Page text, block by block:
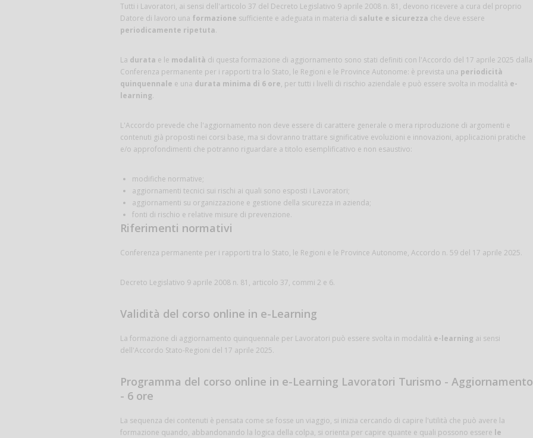
Tutti i Lavoratori, ai sensi dell'articolo 37 del Decreto Legislativo 9 aprile 2008 n. 81, devono ricevere a cura del proprio
Datore di lavoro una formazione sufficiente e adeguata in materia di salute e sicurezza che deve essere
periodicamente ripetuta.
La durata e le modalità di questa formazione di aggiornamento sono stati definiti con l'Accordo del 17 aprile 2025 dalla
Conferenza permanente per i rapporti tra lo Stato, le Regioni e le Province Autonome: è prevista una periodicità
quinquennale e una durata minima di 6 ore, per tutti i livelli di rischio aziendale e può essere svolta in modalità e-
learning.
L'Accordo prevede che l'aggiornamento non deve essere di carattere generale o mera riproduzione di argomenti e
contenuti già proposti nei corsi base, ma si dovranno trattare significative evoluzioni e innovazioni, applicazioni pratiche
e/o approfondimenti che potranno riguardare a titolo esemplificativo e non esaustivo:
modifiche normative;
aggiornamenti tecnici sui rischi ai quali sono esposti i Lavoratori;
aggiornamenti su organizzazione e gestione della sicurezza in azienda;
fonti di rischio e relative misure di prevenzione.
Riferimenti normativi
Conferenza permanente per i rapporti tra lo Stato, le Regioni e le Province Autonome, Accordo n. 59 del 17 aprile 2025.
Decreto Legislativo 9 aprile 2008 n. 81, articolo 37, commi 2 e 6.
Validità del corso online in e-Learning
La formazione di aggiornamento quinquennale per Lavoratori può essere svolta in modalità e-learning ai sensi
dell'Accordo Stato-Regioni del 17 aprile 2025.
Programma del corso online in e-Learning Lavoratori Turismo - Aggiornamento
- 6 ore
La sequenza dei contenuti è pensata come se fosse un viaggio, si inizia cercando di capire l'utilità che può avere la
formazione quando, abbandonando la logica della colpa, si orienta per capire quante e quali possono essere le